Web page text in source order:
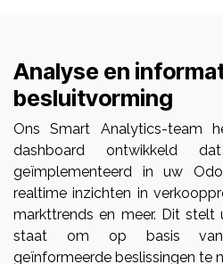
Analyse en
besluitvorming
Ons Smart Analytics-team
dashboard ontwikkeld
geïmplementeerd in uw
realtime inzichten in
markttrends en meer. Dit stelt
staat om op basis van
geïnformeerde beslissingen te